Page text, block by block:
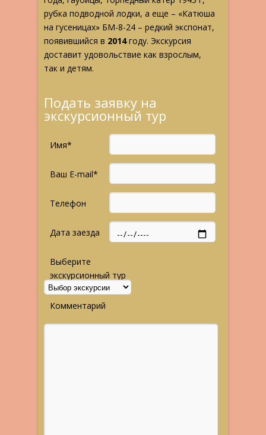
рубка подводной лодки, а еще – «Катюша
на гусеницах» БМ-8-24 – редкий экспонат,
появившийся в 2014году. Экскурсия
доставит удовольствие как взрослым,
так и детям.
Подать заявку на
экскурсионный тур
Имя*
Ваш E-mail*
Телефон
Дата заезда
Выберите
экскурсионный тур
Комментарий